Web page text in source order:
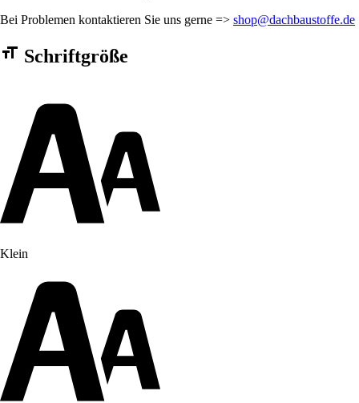
Bei Problemen kontaktieren Sie uns gerne => shop@dachbaustoffe.de
Barrierefreiheit Einstellungen Formular
Schriftgröße
Klein